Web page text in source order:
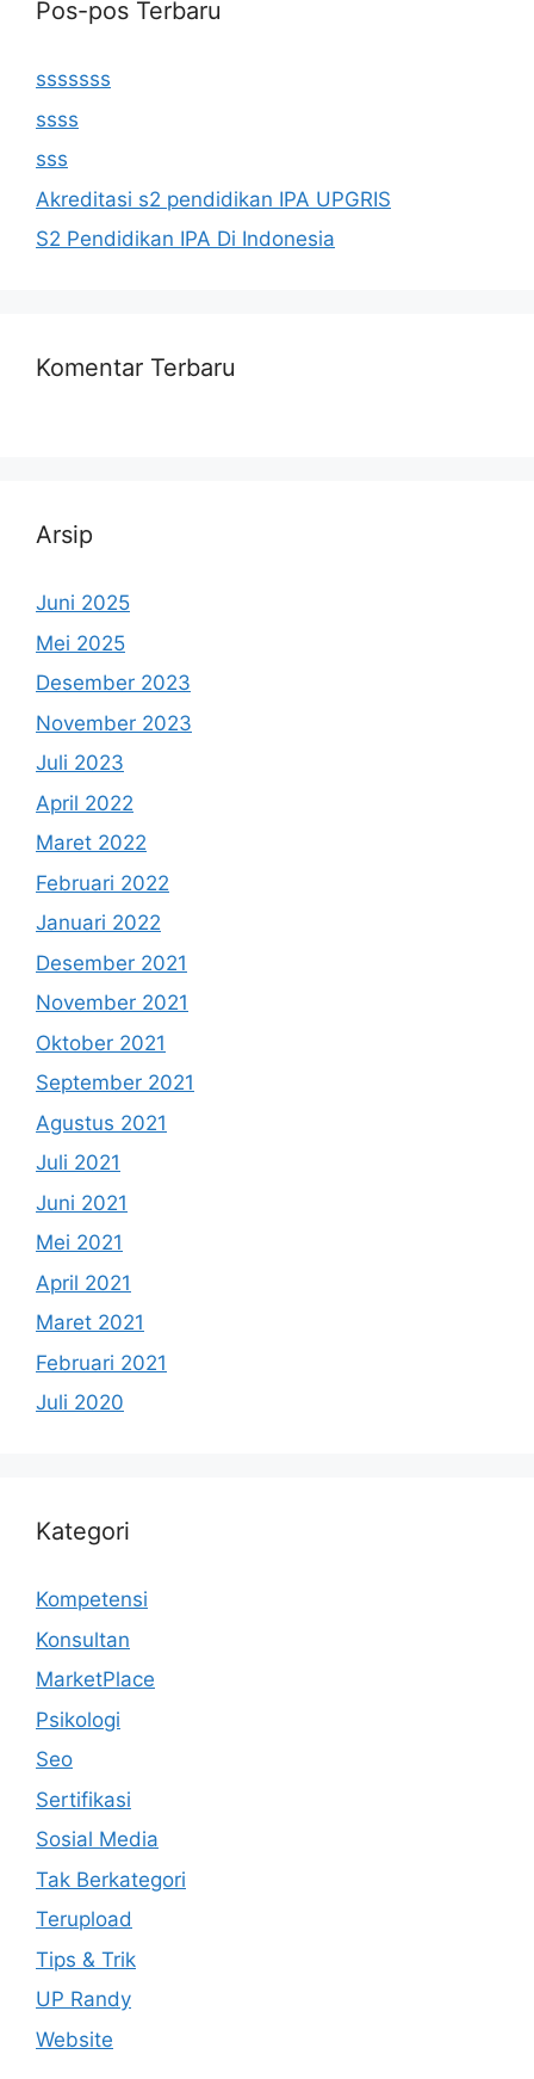
Pos-pos Terbaru
sssssss
ssss
sss
Akreditasi s2 pendidikan IPA UPGRIS
S2 Pendidikan IPA Di Indonesia
Komentar Terbaru
Arsip
Juni 2025
Mei 2025
Desember 2023
November 2023
Juli 2023
April 2022
Maret 2022
Februari 2022
Januari 2022
Desember 2021
November 2021
Oktober 2021
September 2021
Agustus 2021
Juli 2021
Juni 2021
Mei 2021
April 2021
Maret 2021
Februari 2021
Juli 2020
Kategori
Kompetensi
Konsultan
MarketPlace
Psikologi
Seo
Sertifikasi
Sosial Media
Tak Berkategori
Terupload
Tips & Trik
UP Randy
Website